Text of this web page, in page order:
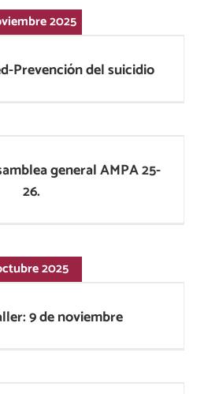
2025
Prevención del suicidio
Prevención del suicidio
general AMPA 25-
26.
2025
9 de noviembre
9 de noviembre